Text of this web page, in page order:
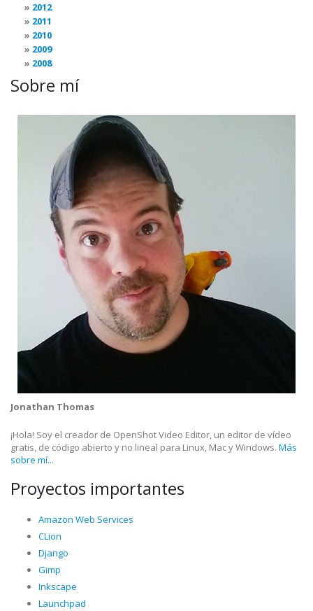
2012
2011
2010
2009
2008
Sobre mí
Jonathan Thomas
¡Hola! Soy el creador de OpenShot Video Editor, un editor de vídeo
gratis, de código abierto y no lineal para Linux, Mac y Windows. Más
sobre mí...
Proyectos importantes
Amazon Web Services
CLion
Django
Gimp
Inkscape
Launchpad